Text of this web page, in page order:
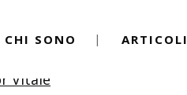
CHI SONO ARTICOLI
Vitale